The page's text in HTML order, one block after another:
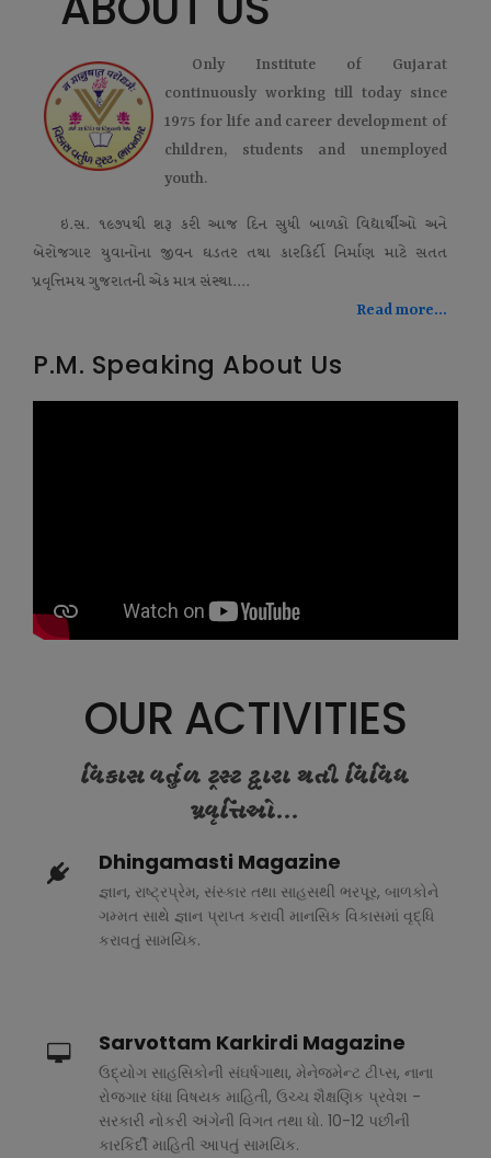
Only Institute of Gujarat
continuously working till today since
1975 for life and career development of
children, students and unemployed
youth.
ઇ.સ. ૧૯૭૫થી શરૂ કરી આજ દિન સુધી બાળકો વિદ્યાર્થીઓ અને
બેરોજગાર યુવાનોના જીવન ઘડતર તથા કારકિર્દી નિર્માણ માટે સતત
પ્રવૃત્તિમય ગુજરાતની એક માત્ર સંસ્થા....
Read more...
P.M. Speaking About Us
OUR ACTIVITIES
વિકાસ વર્તુળ ટ્રસ્ટ દ્વારા થતી વિવિધ
પ્રવૃત્તિઓ...
Dhingamasti Magazine
જ્ઞાન, રાષ્ટ્રપ્રેમ, સંસ્કાર તથા સાહસથી ભરપૂર, બાળકોને
ગમ્મત સાથે જ્ઞાન પ્રાપ્ત કરાવી માનસિક વિકાસમાં વૃદ્ધિ
કરાવતું સામયિક.
Sarvottam Karkirdi Magazine
ઉદ્યોગ સાહસિકોની સંઘર્ષગાથા, મેનેજમેન્ટ ટીપ્સ, નાના
રોજગાર ધંધા વિષયક માહિતી, ઉચ્ચ શૈક્ષણિક પ્રવેશ -
સરકારી નોકરી અંગેની વિગત તથા ધો. 10-12 પછીની
કારકિર્દી માહિતી આપતું સામયિક.